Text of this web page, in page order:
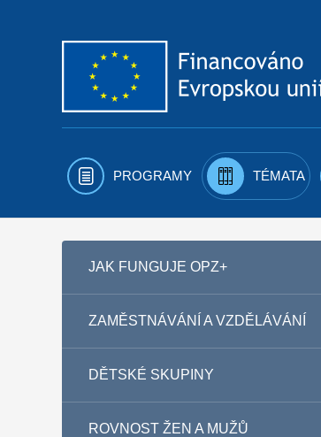
PROGRAMY TÉMATA
JAK FUNGUJE OPZ+
ZAMĚSTNÁVÁNÍ A VZDĚLÁVÁNÍ
DĚTSKÉ SKUPINY
ROVNOST ŽEN A MUŽŮ